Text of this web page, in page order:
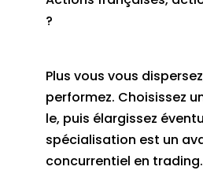
?
Plus vous vous
performez. Choisissez
le, puis élargissez
spécialisation est un
concurrentiel en trading.